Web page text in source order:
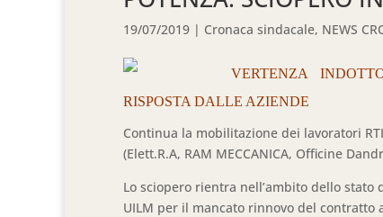
19/07/2019 | Cronaca sindacale, NEWS
VERTENZA
RISPOSTA DALLE AZIENDE
Continua la mobilitazione dei lavoratori
(Elett.R.A, RAM MECCANICA, Officine
Lo sciopero rientra nell’ambito dello
UILM per il mancato rinnovo del contratto